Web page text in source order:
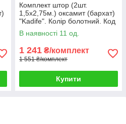
Комплект штор (2шт.
1,5х2,75м.) оксамит (бархат)
"Kadife". Колір болотний. Код
1130ш 30-947
В наявності 11 од.
1 241 ₴/комплект
1 551 ₴/комплект
Купити